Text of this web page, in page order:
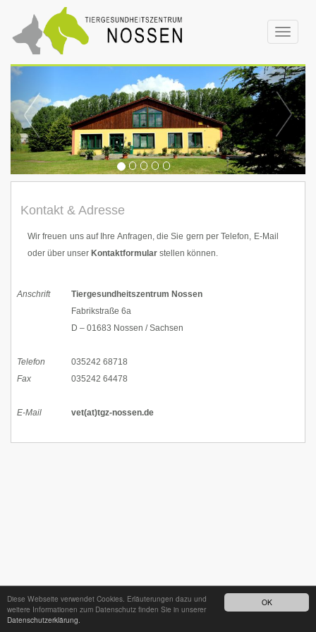
OK
Diese Webseite verwendet Cookies. Erläuterungen dazu und
weitere Informationen zum Datenschutz finden Sie in unserer
Datenschutzerklärung.
Toggle
Kontakt & Adresse
Wir freuen uns auf Ihre Anfragen, die Sie gern per Telefon, E-Mail
oder über unser Kontaktformular stellen können.
Anschrift
Tiergesundheitszentrum Nossen
Fabrikstraße 6a
D – 01683 Nossen / Sachsen
Telefon
035242 68718
Fax
035242 64478
E-Mail vet(at)tgz-nossen.de
24h - Bereitschaftsdienst unter